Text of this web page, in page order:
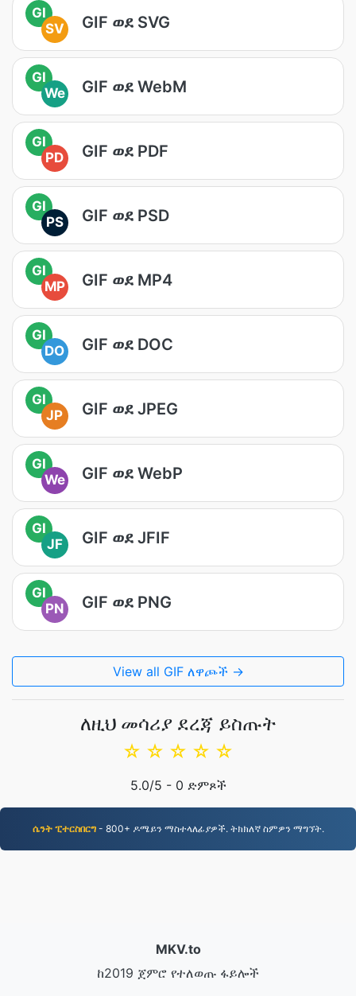
GI
SV
GIF ወደ SVG
GI
We
GIF ወደ WebM
GI
PD
GIF ወደ PDF
GI
PS
GIF ወደ PSD
GI
MP
GIF ወደ MP4
GI
DO
GIF ወደ DOC
GI
JP
GIF ወደ JPEG
GI
We
GIF ወደ WebP
GI
JF
GIF ወደ JFIF
GI
PN
GIF ወደ PNG
View all GIF ለዋጮች →
ለዚህ መሳሪያ ደረጃ ይስጡት
☆
☆
☆
☆
☆
5.0/5 - 0 ድምጾች
ሴንት ፒተርስበርግ- 800+ ዶሜይን ማስተላለፊያዎች. ትክክለኛ ስምዎን ማግኘት.
MKV.to
ከ2019 ጀምሮ የተለወጡ ፋይሎች